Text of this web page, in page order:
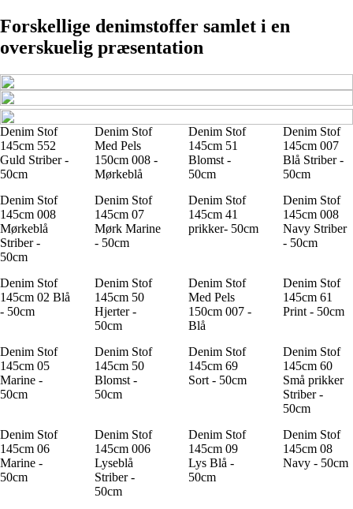
Forskellige denimstoffer samlet i en
overskuelig præsentation
Denim Stof
145cm 552
Guld Striber -
50cm
Denim Stof
Med Pels
150cm 008 -
Mørkeblå
Denim Stof
145cm 51
Blomst -
50cm
Denim Stof
145cm 007
Blå Striber -
50cm
Denim Stof
145cm 008
Mørkeblå
Striber -
50cm
Denim Stof
145cm 07
Mørk Marine
- 50cm
Denim Stof
145cm 41
prikker- 50cm
Denim Stof
145cm 008
Navy Striber
- 50cm
Denim Stof
145cm 02 Blå
- 50cm
Denim Stof
145cm 50
Hjerter -
50cm
Denim Stof
Med Pels
150cm 007 -
Blå
Denim Stof
145cm 61
Print - 50cm
Denim Stof
145cm 05
Marine -
50cm
Denim Stof
145cm 50
Blomst -
50cm
Denim Stof
145cm 69
Sort - 50cm
Denim Stof
145cm 60
Små prikker
Striber -
50cm
Denim Stof
145cm 06
Marine -
50cm
Denim Stof
145cm 006
Lyseblå
Striber -
50cm
Denim Stof
145cm 09
Lys Blå -
50cm
Denim Stof
145cm 08
Navy - 50cm